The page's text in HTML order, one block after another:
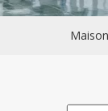
Maison